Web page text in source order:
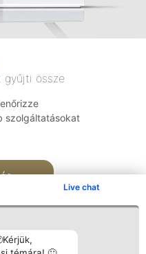
Live chat
gyűjti össze
szolgáltatásokat